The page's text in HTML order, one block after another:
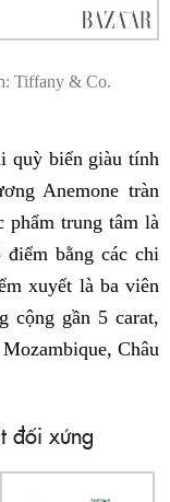
Tiffany & Co.
quỳ biển giàu tính
Anemone tràn
phẩm trung tâm là
bằng các chi
xuyết là ba viên
cộng gần 5 carat,
Châu
đối xứng